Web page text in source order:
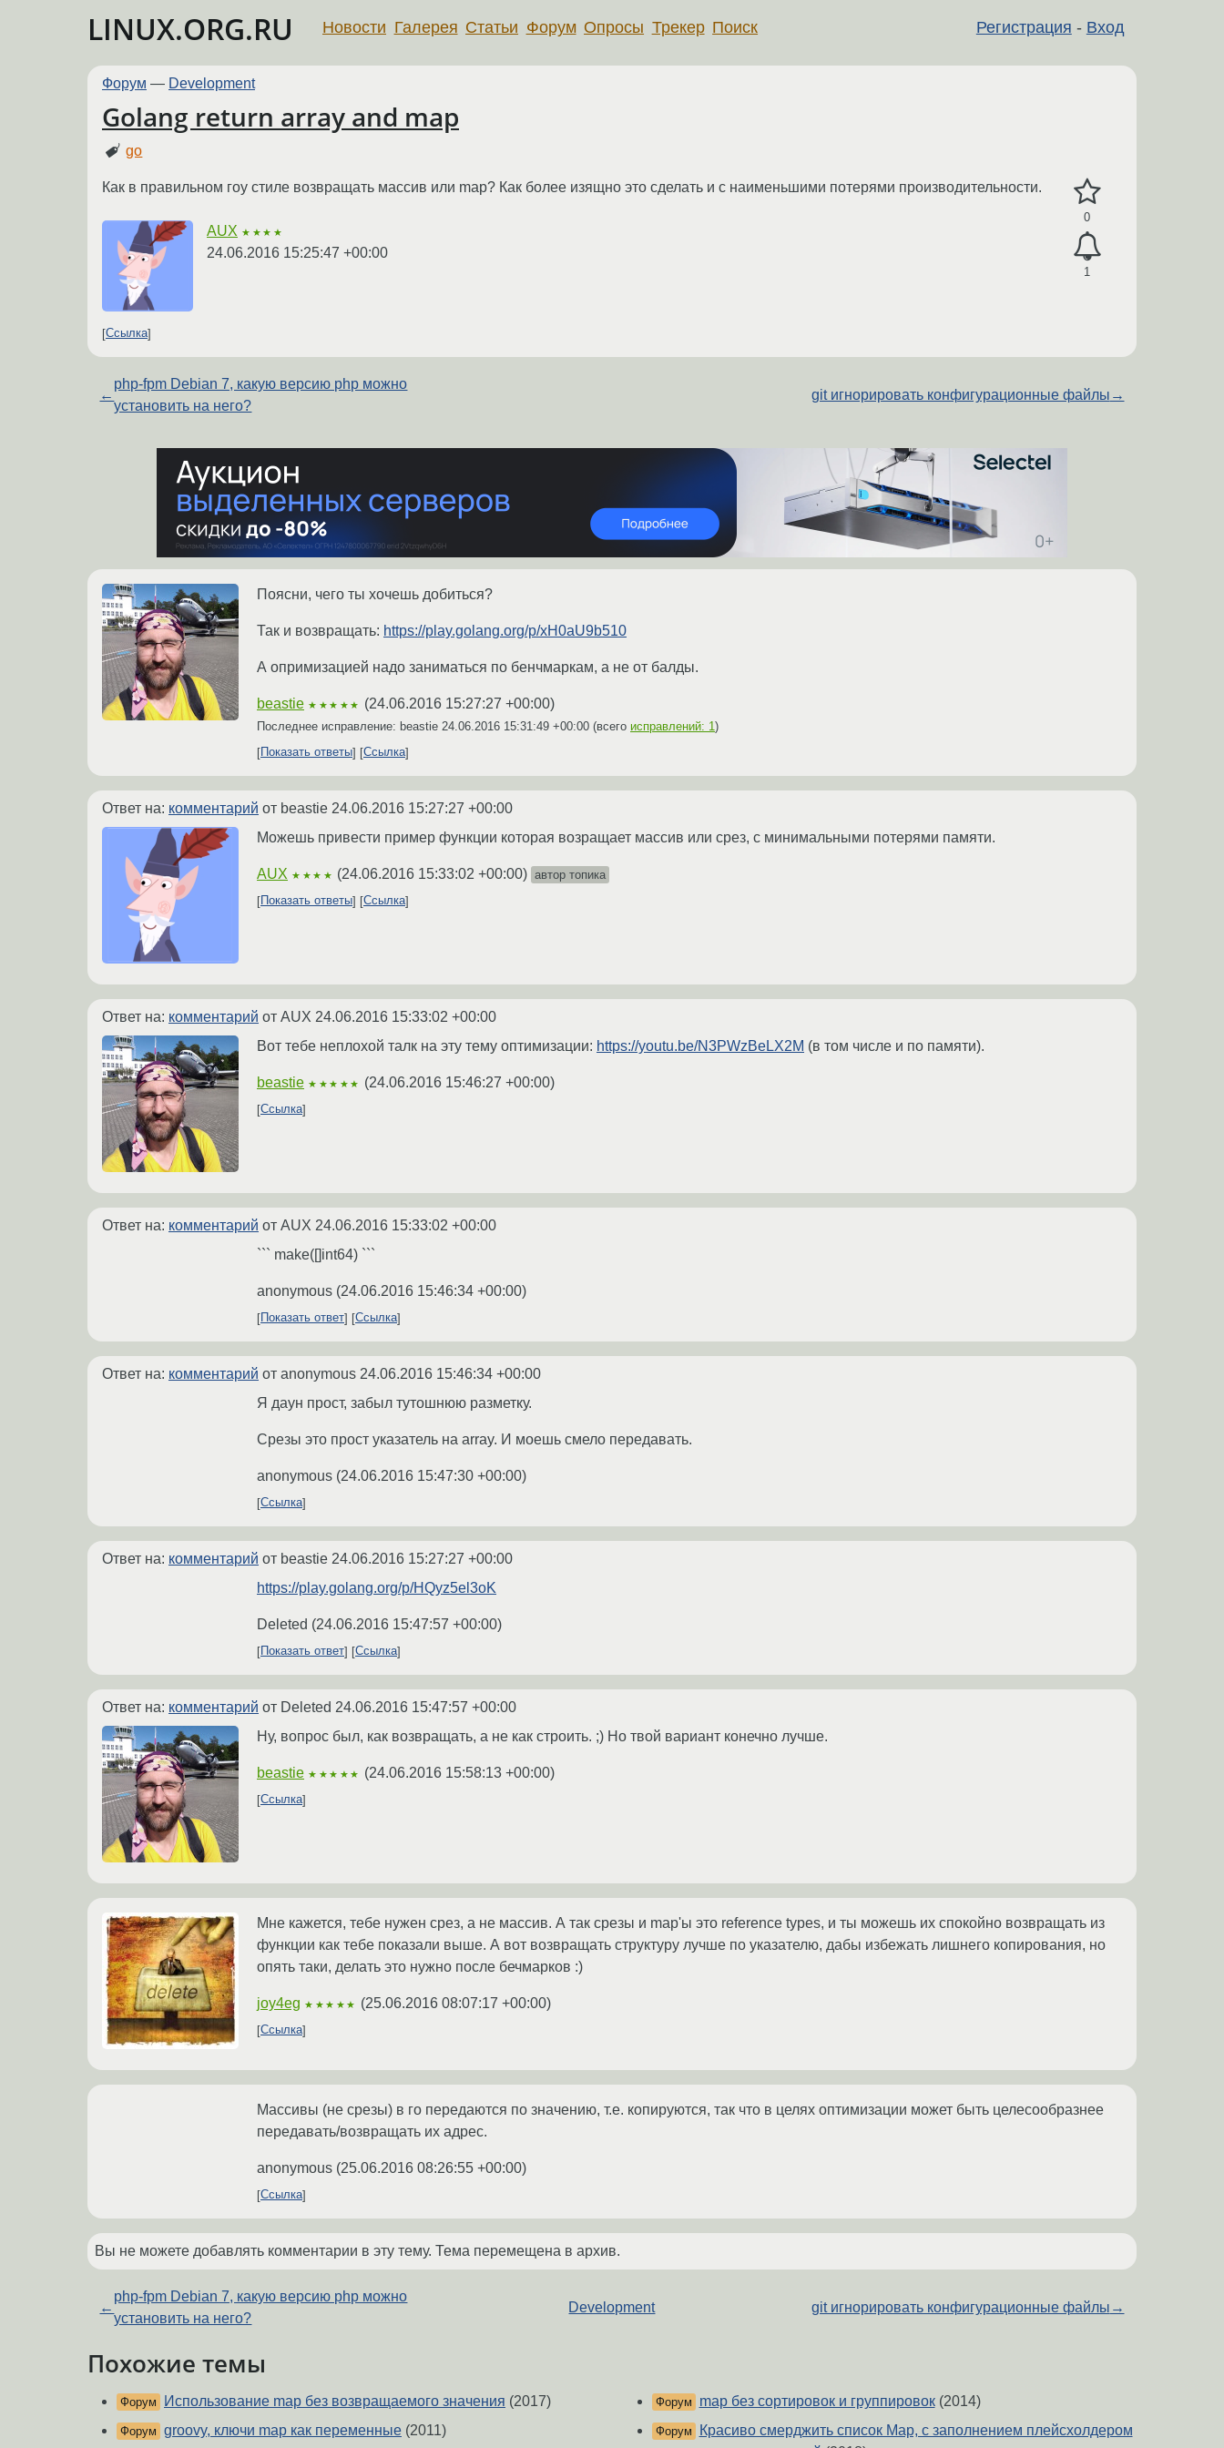
LINUX.ORG.RU Регистрация - Вход
Новости Галерея Статьи Форум Опросы Трекер Поиск
Форум — Development
Golang return array and map
go
0
1
Как в правильном гоу стиле возвращать массив или map? Как более изящно это сделать и с наименьшими потерями производительности.
AUX ★★★★
24.06.2016 15:25:47 +00:00
Ссылка
←
php-fpm Debian 7, какую версию php можно
установить на него?
git игнорировать конфигурационные файлы →
Поясни, чего ты хочешь добиться?
Так и возвращать: https://play.golang.org/p/xH0aU9b510
А опримизацией надо заниматься по бенчмаркам, а не от балды.
beastie ★★★★★ (24.06.2016 15:27:27 +00:00)
Последнее исправление: beastie 24.06.2016 15:31:49 +00:00 (всего исправлений: 1 )
Показать ответы
Ссылка
Ответ на: комментарий от beastie 24.06.2016 15:27:27 +00:00
Можешь привести пример функции которая возращает массив или срез, с минимальными потерями памяти.
AUX ★★★★ (24.06.2016 15:33:02 +00:00) автор топика
Показать ответы
Ссылка
Ответ на: комментарий от AUX 24.06.2016 15:33:02 +00:00
Вот тебе неплохой талк на эту тему оптимизации: https://youtu.be/N3PWzBeLX2M (в том числе и по памяти).
beastie ★★★★★ (24.06.2016 15:46:27 +00:00)
Ссылка
Ответ на: комментарий от AUX 24.06.2016 15:33:02 +00:00
``` make([]int64) ```
anonymous (24.06.2016 15:46:34 +00:00)
Показать ответ Ссылка
Ответ на: комментарий от anonymous 24.06.2016 15:46:34 +00:00
Я даун прост, забыл тутошнюю разметку.
Срезы это прост указатель на array. И моешь смело передавать.
anonymous (24.06.2016 15:47:30 +00:00)
Ссылка
Ответ на: комментарий от beastie 24.06.2016 15:27:27 +00:00
https://play.golang.org/p/HQyz5el3oK
Deleted (24.06.2016 15:47:57 +00:00)
Показать ответ Ссылка
Ответ на: комментарий от Deleted 24.06.2016 15:47:57 +00:00
Ну, вопрос был, как возвращать, а не как строить. ;) Но твой вариант конечно лучше.
beastie ★★★★★ (24.06.2016 15:58:13 +00:00)
Ссылка
Мне кажется, тебе нужен срез, а не массив. А так срезы и map'ы это reference types, и ты можешь их спокойно возвращать из
функции как тебе показали выше. А вот возвращать структуру лучше по указателю, дабы избежать лишнего копирования, но
опять таки, делать это нужно после бечмарков :)
joy4eg ★★★★★ (25.06.2016 08:07:17 +00:00)
Ссылка
Массивы (не срезы) в го передаются по значению, т.е. копируются, так что в целях оптимизации может быть целесообразнее
передавать/возвращать их адрес.
anonymous (25.06.2016 08:26:55 +00:00)
Ссылка
Вы не можете добавлять комментарии в эту тему. Тема перемещена в архив.
←
php-fpm Debian 7, какую версию php можно
установить на него?
Development git игнорировать конфигурационные файлы →
Похожие темы
Форум Использование map без возвращаемого значения (2017)
Форум groovy, ключи map как переменные (2011)
Форум map без сортировок и группировок(2014)
Форум
Красиво смерджить список Map, с заполнением плейсхолдером